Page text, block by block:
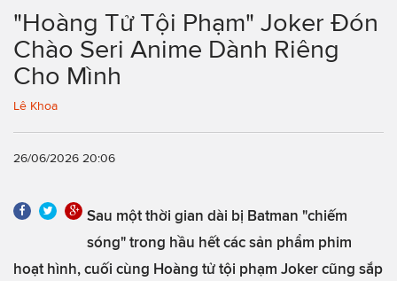
"Hoàng Tử Tội Phạm" Joker Đón
Chào Seri Anime Dành Riêng
Cho Mình
Lê Khoa
26/06/2026 20:06
Sau một thời gian dài bị Batman "chiếm
sóng" trong hầu hết các sản phẩm phim
hoạt hình, cuối cùng Hoàng tử tội phạm Joker cũng sắp